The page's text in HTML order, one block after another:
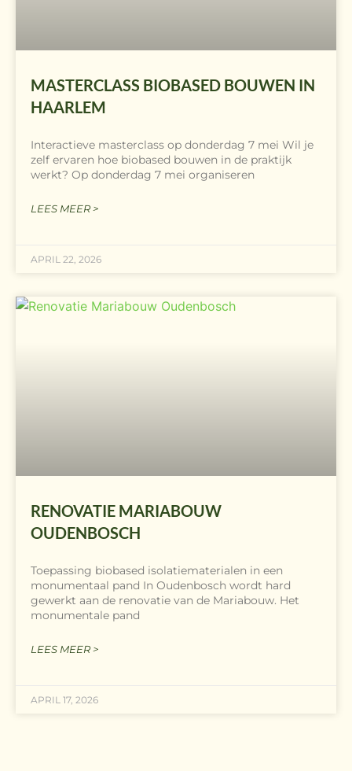
MASTERCLASS BIOBASED BOUWEN IN
HAARLEM
Interactieve masterclass op donderdag 7 mei Wil je
zelf ervaren hoe biobased bouwen in de praktijk
werkt? Op donderdag 7 mei organiseren
LEES MEER >
APRIL 22, 2026
RENOVATIE MARIABOUW
OUDENBOSCH
Toepassing biobased isolatiematerialen in een
monumentaal pand In Oudenbosch wordt hard
gewerkt aan de renovatie van de Mariabouw. Het
monumentale pand
LEES MEER >
APRIL 17, 2026